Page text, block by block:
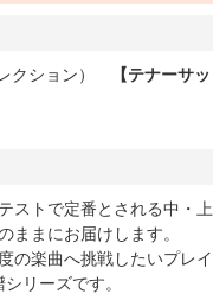
クション）
【テナーサッ
ストで定番とされる中・上
ままにお届けします。
の楽曲へ挑戦したいプレイ
リーズです。